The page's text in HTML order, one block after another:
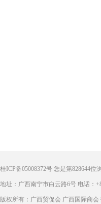
桂ICP备05008372号 您是第828644位
地址：广西南宁市白云路6号 电话：
版权所有：广西贸促会 广西国际商